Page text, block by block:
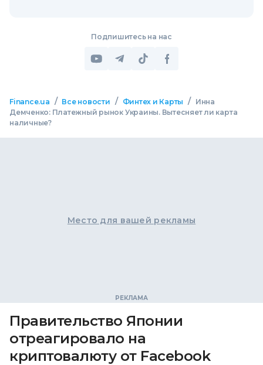
Подпишитесь на нас
Finance.ua / Все новости / Финтех и Карты /
Инна
Демченко: Платежный рынок Украины. Вытесняет ли карта
наличные?
Место для вашей рекламы
Правительство Японии
отреагировало на
криптовалюту от Facebook